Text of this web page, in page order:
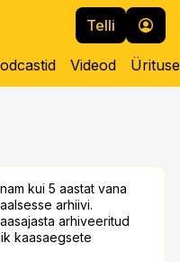
Telli
Videod
kui 5 aastat vana
arhiivi.
arhiveeritud
kaasaegsete